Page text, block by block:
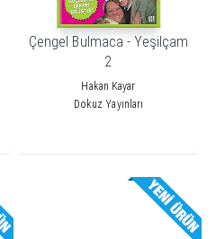
Çengel Bulmaca - Yeşilçam
2
Hakan Kayar
Dokuz Yayınları